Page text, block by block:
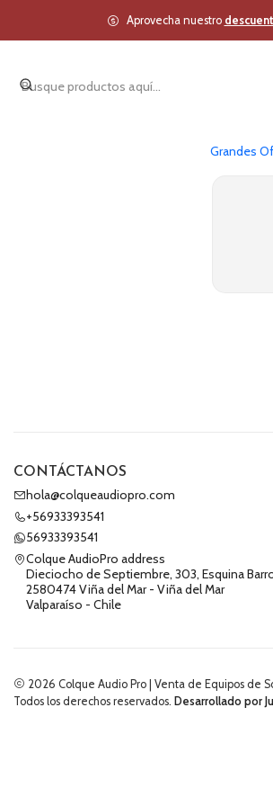
Grandes
Aprovecha nuestro
CONTÁCTANOS
hola@colqueaudiopro.com
+56933393541
56933393541
Colque AudioPro address
Dieciocho de Septiembre, 303, Esquina
2580474 Viña del Mar - Viña del Mar
Valparaíso - Chile
2026 Colque Audio Pro | Venta de Equipos de
Todos los derechos reservados. Desarrollado por